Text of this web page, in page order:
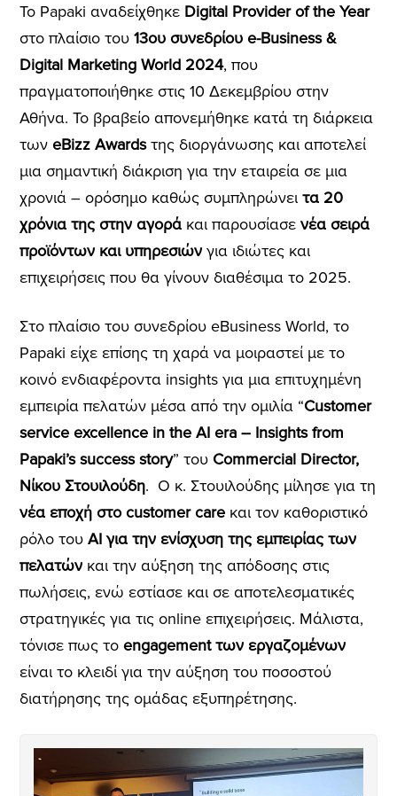
Το Papaki αναδείχθηκε Digital Provider of the Year
στο πλαίσιο του 13ου συνεδρίου e-Business &
Digital Marketing World 2024, που
πραγματοποιήθηκε στις 10 Δεκεμβρίου στην
Αθήνα. Το βραβείο απονεμήθηκε κατά τη διάρκεια
των eBizz Awardsτης διοργάνωσης και αποτελεί
μια σημαντική διάκριση για την εταιρεία σε μια
χρονιά – ορόσημο καθώς συμπληρώνειτα 20
χρόνια της στην αγοράκαι παρουσίασε νέα σειρά
προϊόντων και υπηρεσιώνγια ιδιώτες και
επιχειρήσεις που θα γίνουν διαθέσιμα το 2025.
Στο πλαίσιο του συνεδρίου eBusiness World, το
Papaki είχε επίσης τη χαρά να μοιραστεί με το
κοινό ενδιαφέροντα insights για μια επιτυχημένη
εμπειρία πελατών μέσα από την ομιλία “Customer
service excellence in the AI era – Insights from
Papaki’s success story” του Commercial Director,
Νίκου Στουιλούδη. Ο κ. Στουιλούδης μίλησε για τη
νέα εποχή στο customer careκαι τον καθοριστικό
ρόλο του AI για την ενίσχυση της εμπειρίας των
πελατών και την αύξηση της απόδοσης στις
πωλήσεις, ενώ εστίασε και σε αποτελεσματικές
στρατηγικές για τις online επιχειρήσεις. Μάλιστα,
τόνισε πως το engagement των εργαζομένων
είναι το κλειδί για την αύξηση του ποσοστού
διατήρησης της ομάδας εξυπηρέτησης.